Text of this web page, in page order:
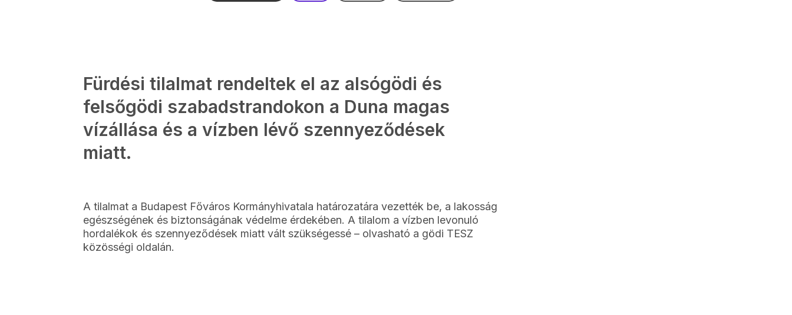
Fürdési tilalmat rendeltek el az alsógödi és
felsőgödi szabadstrandokon a Duna magas
vízállása és a vízben lévő szennyeződések
miatt.
A tilalmat a Budapest Főváros Kormányhivatala határozatára vezették be, a lakosság
egészségének és biztonságának védelme érdekében. A tilalom a vízben levonuló
hordalékok és szennyeződések miatt vált szükségessé – olvasható a gödi TESZ
közösségi oldalán.